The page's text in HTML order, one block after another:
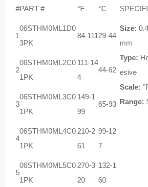
#PART # °F °C
1
06STHM0ML1D0
3PK
84-11129-44
Size:
mm
Type:
esive
Scale:
Range:
2
06STHM0ML2C0
1PK
111-14
4
44-62
3
06STHM0ML3C0
1PK
149-1
99
65-93
4
06STHM0ML4C0
1PK
210-2
61
99-12
7
5
06STHM0ML5C0
1PK
270-3
20
132-1
60